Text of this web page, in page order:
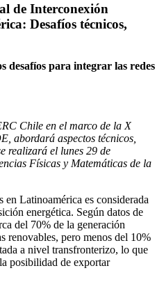
de Interconexión
Desafíos técnicos,
desafíos para integrar las redes
Chile en el marco de la X
abordará aspectos técnicos,
realizará el lunes 29 de
Físicas y Matemáticas de la
en Latinoamérica es considerada
energética. Según datos de
del 70% de la generación
renovables, pero menos del 10%
a nivel transfronterizo, lo que
posibilidad de exportar